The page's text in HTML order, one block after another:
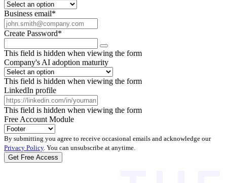
Business email*
Create Password*
This field is hidden when viewing the form
Company's AI adoption maturity
This field is hidden when viewing the form
LinkedIn profile
This field is hidden when viewing the form
Free Account Module
By submitting you agree to receive occasional emails and acknowledge our
Privacy Policy. You can unsubscribe at anytime.